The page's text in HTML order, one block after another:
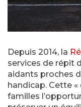
Depuis 2014, la
services de répit
aidants proches
handicap. Cette
familles